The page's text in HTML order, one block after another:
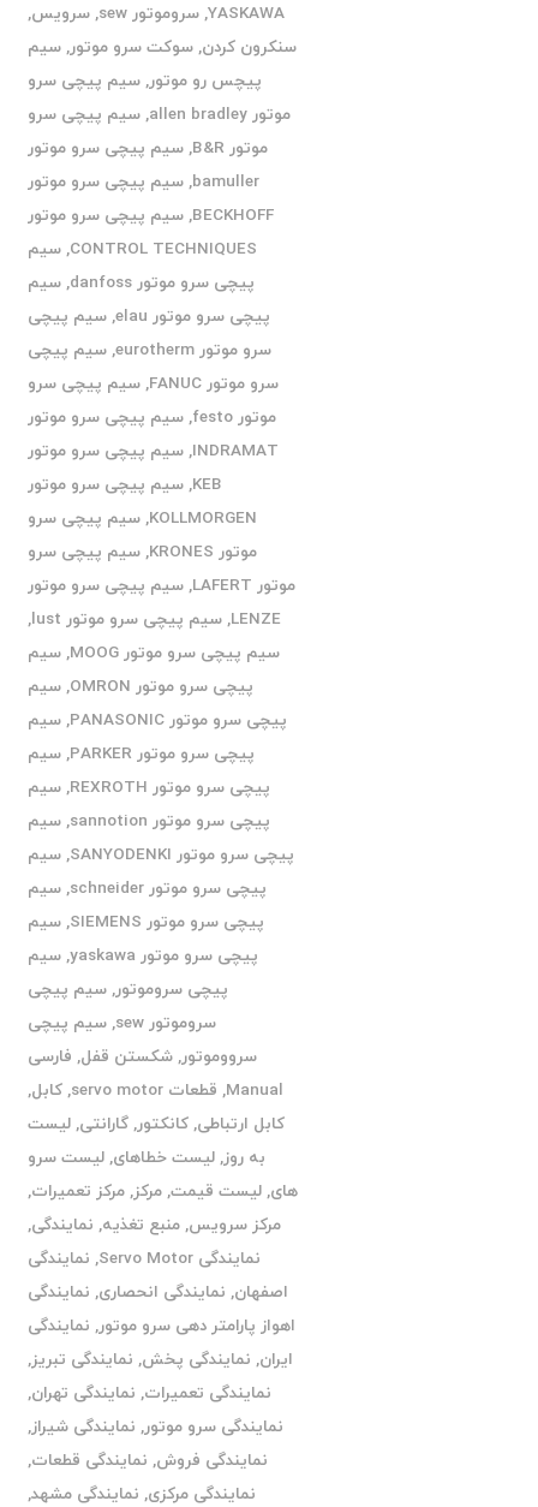
YASKAWA
,سروموتور sew ,سرویس,
سنکرون کردن,سوکت سرو موتور,سیم
پیچس رو موتور,سیم پیچی سرو
موتور allen bradley
,سیم پیچی سرو
موتور B&R
,سیم پیچی سرو موتور
bamuller
,سیم پیچی سرو موتور
BECKHOFF
,سیم پیچی سرو موتور
CONTROL TECHNIQUES
,سیم
پیچی سرو موتور danfoss
,سیم
پیچی سرو موتور elau
,سیم پیچی
سرو موتور eurotherm
,سیم پیچی
سرو موتور FANUC
,سیم پیچی سرو
موتور festo
,سیم پیچی سرو موتور
INDRAMAT
,سیم پیچی سرو موتور
KEB
,سیم پیچی سرو موتور
KOLLMORGEN
,سیم پیچی سرو
موتور KRONES
,سیم پیچی سرو
موتور LAFERT
,سیم پیچی سرو موتور
LENZE
,سیم پیچی سرو موتور lust
,
سیم پیچی سرو موتور MOOG
,سیم
پیچی سرو موتور OMRON
,سیم
پیچی سرو موتور PANASONIC
,سیم
پیچی سرو موتور PARKER
,سیم
پیچی سرو موتور REXROTH
,سیم
پیچی سرو موتور sannotion
,سیم
پیچی سرو موتور SANYODENKI
,سیم
پیچی سرو موتور schneider
,سیم
پیچی سرو موتور SIEMENS
,سیم
پیچی سرو موتور yaskawa
,سیم
پیچی سروموتور,سیم پیچی
سروموتور sew
,سیم پیچی
سرووموتور,شکستن قفل, فارسی
Manual
, قطعات servo motor ,کابل,
کابل ارتباطی,کانکتور,گارانتی,لیست
به روز,لیست خطاهای,لیست سرو
های,لیست قیمت,مرکز,مرکز تعمیرات,
مرکز سرویس,منبع تغذیه, نمایندگی,
نمایندگی Servo Motor
, نمایندگی
اصفهان, نمایندگی انحصاری, نمایندگی
اهواز پارامتر دهی سرو موتور, نمایندگی
ایران, نمایندگی پخش, نمایندگی تبریز,
نمایندگی تعمیرات, نمایندگی تهران,
نمایندگی سرو موتور, نمایندگی شیراز,
نمایندگی فروش, نمایندگی قطعات,
نمایندگی مرکزی, نمایندگی مشهد,